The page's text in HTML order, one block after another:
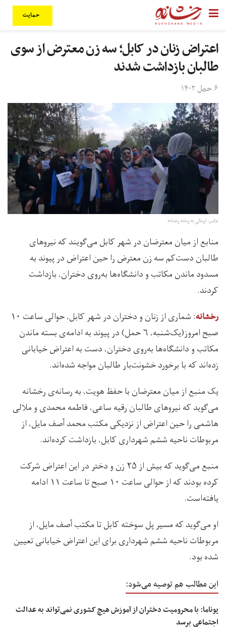
حمایت
اعتراض زنان در کابل؛ سه زن معترض از سوی
طالبان بازداشت شدند
۶ حمل ۱۴۰۲
عکس: ارسالی به رسانه رخشانه
منابع از میان معترضان در شهر کابل می‌گویند که نیروهای
طالبان دست‌کم سه زن معترض را حین اعتراض در پیوند به
مسدود ماندن مکاتب و دانشگاه‌ها به‌روی دختران، بازداشت
کردند.
رخشانه
: شماری از زنان و دختران در شهر کابل، حوالی ساعت ۱۰
صبح امروز(یک‌شنبه، ۶ حمل) در پیوند به ادامه‌ی بسته ماندن
مکاتب و دانشگاه‌ها به‌روی دختران، دست به اعتراض خیابانی
زده‌اند که با برخورد خشونت‌بار طالبان مواجه‌ شده‌اند.
یک منبع از میان معترضان با حفظ هویت، به رسانه‌ی رخشانه
می‌گوید که نیروهای طالبان رقیه ساعی، فاطمه محمدی و ملالی
هاشمی را حین اعتراض از نزدیکی مکتب محمد آصف مایل، از
مربوطات ناحیه ششم شهرداری کابل، بازداشت کرده‌اند.
منبع می‌گوید که بیش از ۲۵ زن و دختر در این اعتراض شرکت
کرده بودند که از حوالی ساعت ۱۰ صبح تا ساعت ۱۱ ادامه
یافته‌است.
او می‌گوید که مسیر پل سوخته کابل تا مکتب آصف مایل، از
مربوطات ناحیه ششم شهرداری برای این اعتراض خیابانی تعیین
شده بود.
این مطالب هم توصیه می‌شود:
یوناما: با محرومیت دختران از آموزش هیچ کشوری نمی‌تواند به عدالت
اجتماعی برسد